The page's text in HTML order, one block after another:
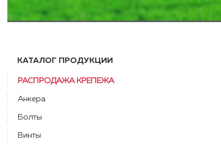
КАТАЛОГ ПРОДУКЦИИ
РАСПРОДАЖА КРЕПЕЖА
Анкера
Болты
Винты